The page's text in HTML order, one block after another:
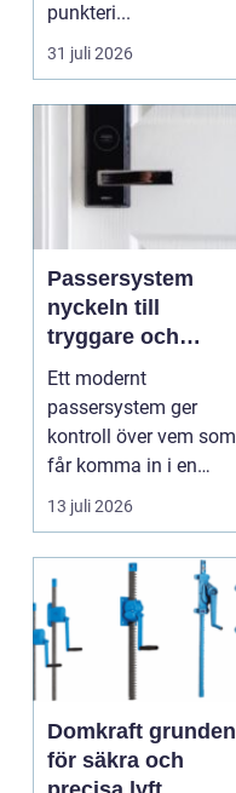
punkteri...
31 juli 2026
Passersystem
nyckeln till
tryggare och
smidigare tillträde
Ett modernt
passersystem ger
kontroll över vem som
får komma in i en
byggnad, när de får
komma in oc...
13 juli 2026
Domkraft grunden
för säkra och